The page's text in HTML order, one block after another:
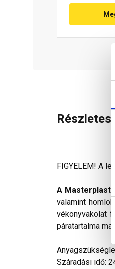
Részletes
FIGYELEM! A
A Masterplast
valamint
vékonyvakolat
páratartalma
Száradási idő: